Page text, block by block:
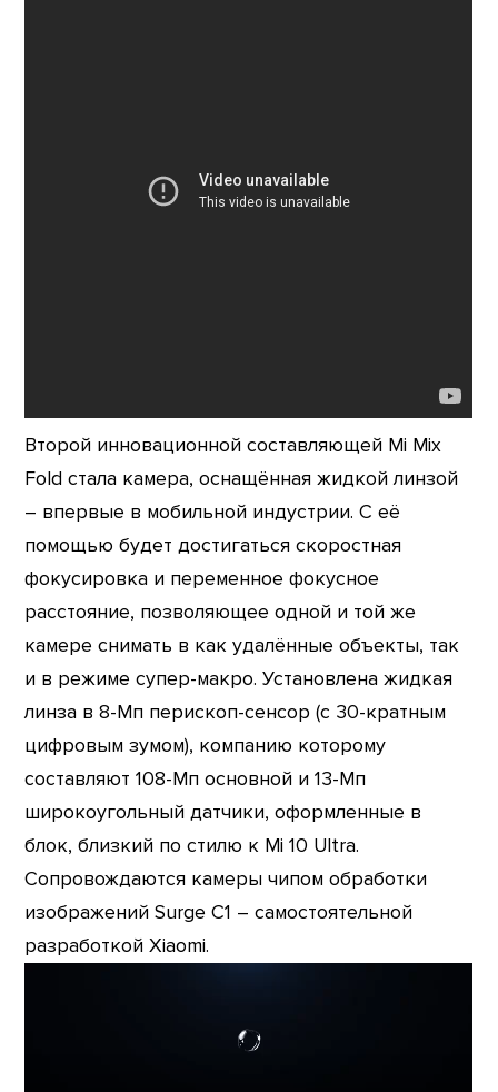
Второй инновационной составляющей Mi Mix
Fold стала камера, оснащённая жидкой линзой
– впервые в мобильной индустрии. С её
помощью будет достигаться скоростная
фокусировка и переменное фокусное
расстояние, позволяющее одной и той же
камере снимать в как удалённые объекты, так
и в режиме супер-макро. Установлена жидкая
линза в 8-Мп перископ-сенсор (с 30-кратным
цифровым зумом), компанию которому
составляют 108-Мп основной и 13-Мп
широкоугольный датчики, оформленные в
блок, близкий по стилю к Mi 10 Ultra.
Сопровождаются камеры чипом обработки
изображений Surge C1 – самостоятельной
разработкой Xiaomi.